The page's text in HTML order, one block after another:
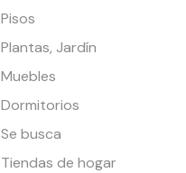
Pisos
Plantas, Jardín
Muebles
Dormitorios
Se busca
Tiendas de hogar